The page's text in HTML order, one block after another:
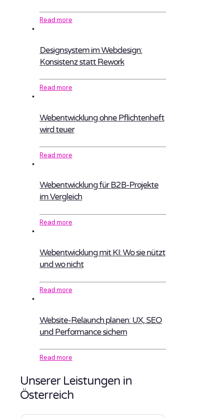
Read more
Designsystem im Webdesign:
Konsistenz statt Rework
Read more
Webentwicklung ohne Pflichtenheft
wird teuer
Read more
Webentwicklung für B2B-Projekte
im Vergleich
Read more
Webentwicklung mit KI: Wo sie nützt
und wo nicht
Read more
Website-Relaunch planen: UX, SEO
und Performance sichern
Read more
Unserer Leistungen in
Österreich